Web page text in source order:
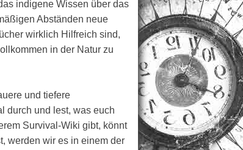
indigene Wissen über das
Abständen neue
wirklich Hilfreich sind,
in der Natur zu
und tiefere
durch und lest, was euch
Survival-Wiki gibt, könnt
werden wir es in einem der